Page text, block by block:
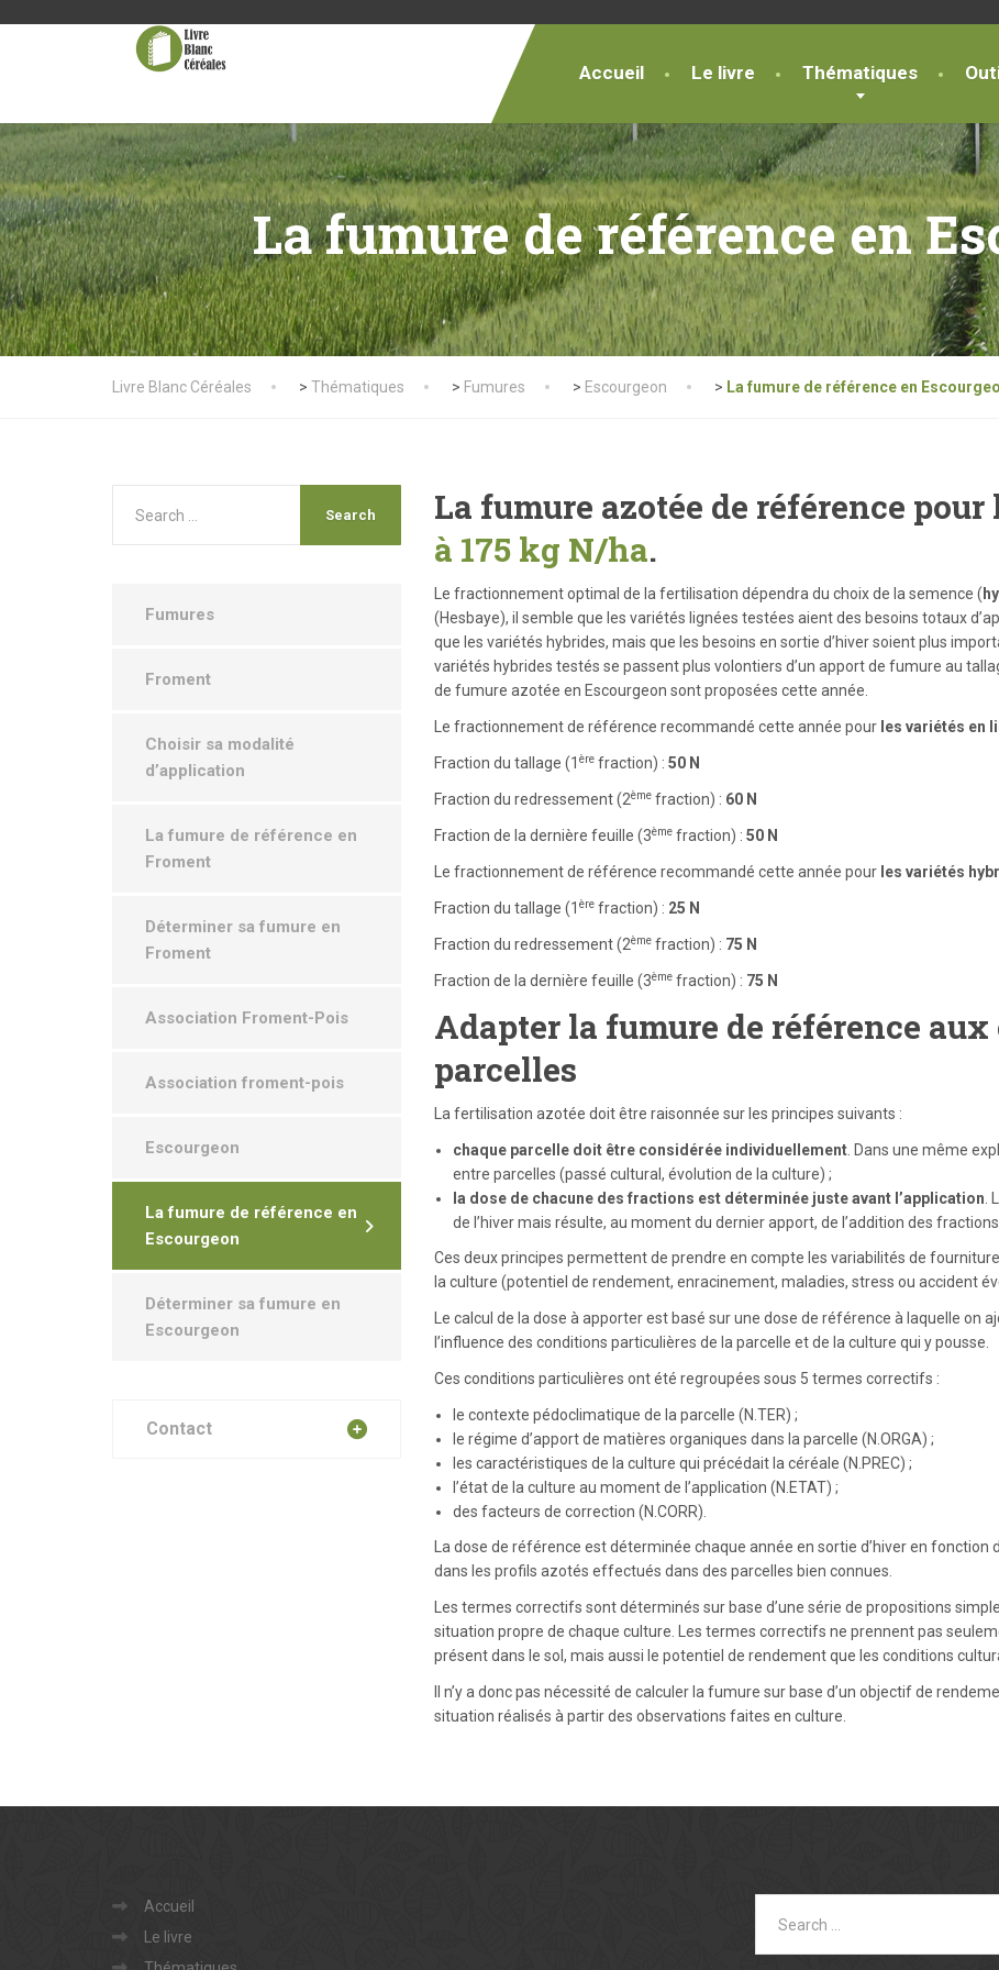
Accueil Le livre Thématiques
La fumure de référence en
Livre Blanc Céréales > Thématiques > Fumures > Escourgeon > La fumure de référence en
La fumure azotée de référence pour
à 175 kg N/ha.
Le fractionnement optimal de la fertilisation dépendra du choix de la semence (
(Hesbaye), il semble que les variétés lignées testées aient des besoins totaux
que les variétés hybrides, mais que les besoins en sortie d’hiver soient plus
variétés hybrides testés se passent plus volontiers d’un apport de fumure au
de fumure azotée en Escourgeon sont proposées cette année.
Le fractionnement de référence recommandé cette année pour les variétés en
Fraction du tallage (1 èrefraction) : 50 N
Fraction du redressement (2èmefraction) : 60 N
Fraction de la dernière feuille (3èmefraction) : 50 N
Le fractionnement de référence recommandé cette année pour les variétés
Fraction du tallage (1 èrefraction) : 25 N
Fraction du redressement (2èmefraction) : 75 N
Fraction de la dernière feuille (3èmefraction) : 75 N
Adapter la fumure de référence
parcelles
La fertilisation azotée doit être raisonnée sur les principes suivants :
chaque parcelle doit être considérée individuellement. Dans une même
entre parcelles (passé cultural, évolution de la culture) ;
la dose de chacune des fractions est déterminée juste avant l’application
de l’hiver mais résulte, au moment du dernier apport, de l’addition des
Ces deux principes permettent de prendre en compte les variabilités de
la culture (potentiel de rendement, enracinement, maladies, stress ou accident
Le calcul de la dose à apporter est basé sur une dose de référence à laquelle
l’influence des conditions particulières de la parcelle et de la culture qui y pousse.
Ces conditions particulières ont été regroupées sous 5 termes correctifs :
le contexte pédoclimatique de la parcelle (N.TER) ;
le régime d’apport de matières organiques dans la parcelle (N.ORGA) ;
les caractéristiques de la culture qui précédait la céréale (N.PREC) ;
l’état de la culture au moment de l’application (N.ETAT) ;
des facteurs de correction (N.CORR).
La dose de référence est déterminée chaque année en sortie d’hiver en
dans les profils azotés effectués dans des parcelles bien connues.
Les termes correctifs sont déterminés sur base d’une série de propositions
situation propre de chaque culture. Les termes correctifs ne prennent pas
présent dans le sol, mais aussi le potentiel de rendement que les conditions
Il n’y a donc pas nécessité de calculer la fumure sur base d’un objectif de
situation réalisés à partir des observations faites en culture.
Fumures
Froment
Choisir sa modalité
d’application
La fumure de référence en
Froment
Déterminer sa fumure en
Froment
Association Froment-Pois
Association froment-pois
Escourgeon
La fumure de référence en
Escourgeon
Déterminer sa fumure en
Escourgeon
Contact
Accueil
Le livre